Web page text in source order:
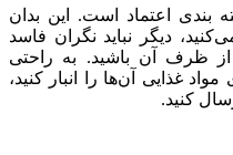
بندی اعتماد است. این بدان
دیگر نباید نگران فاسد
ظرف آن باشید. به راحتی
غذایی آن‌ها را انبار کنید،
کنید.